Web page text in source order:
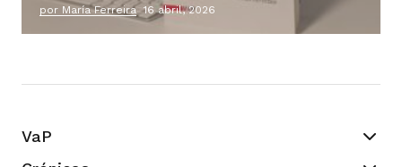
por María Ferreira 16 abril, 2026
VaP